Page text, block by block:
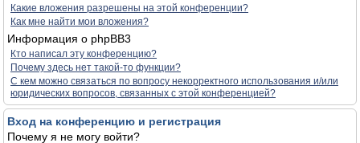
Какие вложения разрешены на этой конференции?
Как мне найти мои вложения?
Информация о phpBB3
Кто написал эту конференцию?
Почему здесь нет такой-то функции?
С кем можно связаться по вопросу некорректного использования и/или
юридических вопросов, связанных с этой конференцией?
Вход на конференцию и регистрация
Почему я не могу войти?